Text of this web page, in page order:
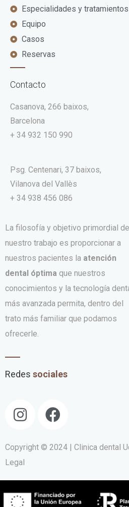
Especialidades y tratamientos
Equipo
Casos
Reservas
Contacto
Casanova, 266 baixos,
Barcelona
+ 34 932 150 990
Psg. Centenari, 37 baixos,
Vilanova del Vallès
+ 34 938 456 086
La filosofía y objetivo primordial de
nuestro trabajo es proporcionar a
nuestros pacientes la atención
dental óptima que nuestros
conocimientos y la tecnología
más avanzada permita, dentro del
trato más familiar que podamos
ofrecerle.
Redes sociales
Copyright © 2024 | Clinica dental
Legal